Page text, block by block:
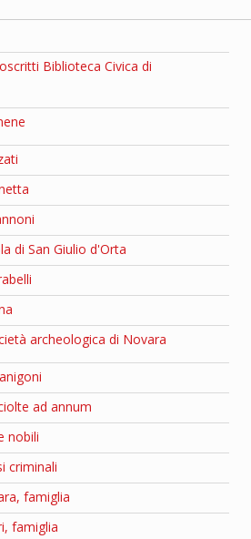
Biblioteca Civica di
di San Giulio d'Orta
archeologica di Novara
ad annum
nobili
criminali
famiglia
famiglia